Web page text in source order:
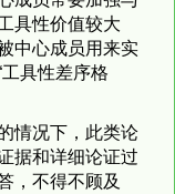
具性价值较大
中心成员用来实
具性差序格
情况下，此类论
据和详细论证过
，不得不顾及